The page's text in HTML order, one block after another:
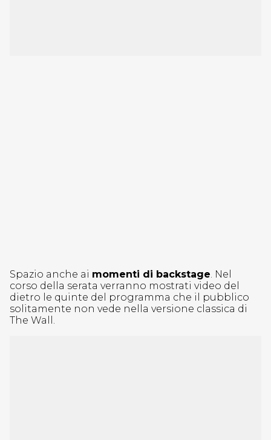
Spazio anche ai momenti di backstage. Nel
corso della serata verranno mostrati video del
dietro le quinte del programma che il pubblico
solitamente non vede nella versione classica di
The Wall.